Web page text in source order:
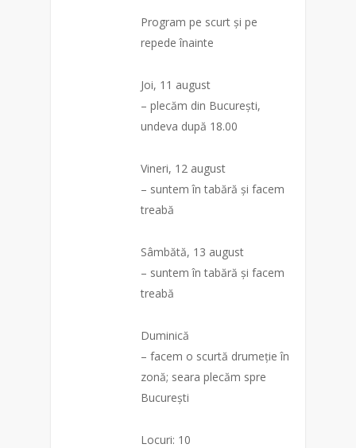
Program pe scurt și pe
repede înainte
Joi, 11 august
– plecăm din București,
undeva după 18.00
Vineri, 12 august
– suntem în tabără și facem
treabă
Sâmbătă, 13 august
– suntem în tabără și facem
treabă
Duminică
– facem o scurtă drumeție în
zonă; seara plecăm spre
București
Locuri: 10